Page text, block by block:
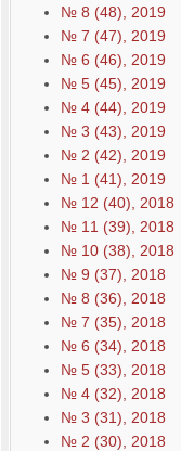
№ 8 (48), 2019
№ 7 (47), 2019
№ 6 (46), 2019
№ 5 (45), 2019
№ 4 (44), 2019
№ 3 (43), 2019
№ 2 (42), 2019
№ 1 (41), 2019
№ 12 (40), 2018
№ 11 (39), 2018
№ 10 (38), 2018
№ 9 (37), 2018
№ 8 (36), 2018
№ 7 (35), 2018
№ 6 (34), 2018
№ 5 (33), 2018
№ 4 (32), 2018
№ 3 (31), 2018
№ 2 (30), 2018